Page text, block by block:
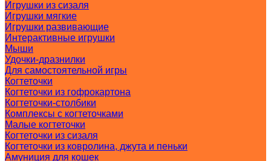
Игрушки из сизаля
Игрушки мягкие
Игрушки развивающие
Интерактивные игрушки
Мыши
Удочки-дразнилки
Для самостоятельной игры
Когтеточки
Когтеточки из гофрокартона
Когтеточки-столбики
Комплексы с когтеточками
Малые когтеточки
Когтеточки из сизаля
Когтеточки из ковролина, джута и пеньки
Амуниция для кошек